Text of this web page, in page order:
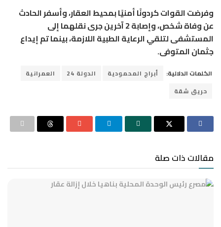
وفرضت القوات كردونًا أمنيًا بمحيط العقار، وأسفر الحادث
عن وفاة شخص، وإصابة 2 آخرين جرى نقلهما إلى
المستشفى لتلقي الرعاية الطبية اللازمة، بينما تم إيداع
جثمان المتوفى.
الكلمات الدلالية: أبراج المحمودية الدولة 24
العمرانية
حريق شقة
مقالات ذات صلة